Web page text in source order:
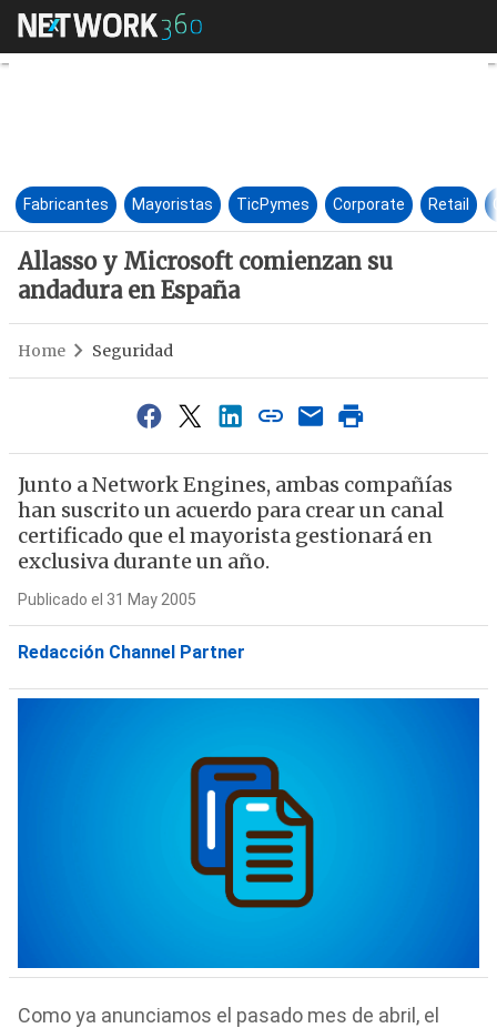
Allasso y Microsoft
Fabricantes Mayoristas TicPymes Corporate Retail
Allasso y Microsoft comienzan su
andadura en España
Home Seguridad
Junto a Network Engines, ambas compañías
han suscrito un acuerdo para crear un canal
certificado que el mayorista gestionará en
exclusiva durante un año.
Publicado el 31 May 2005
Redacción Channel Partner
Como ya anunciamos el pasado mes de abril, el